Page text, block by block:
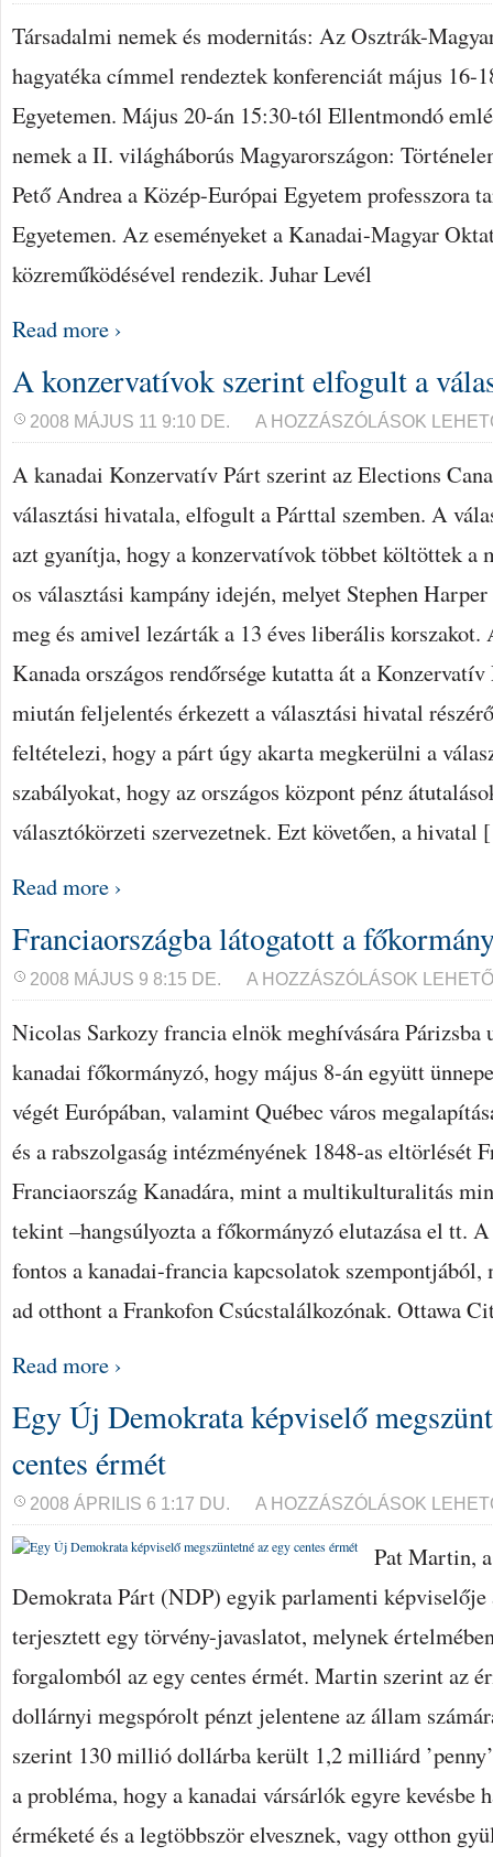
BEJEGYZÉSHEZ
Társadalmi nemek és modernitás: Az Osztrák-
hagyatéka címmel rendeztek konferenciát május 16-
Egyetemen. Május 20-án 15:30-tól Ellentmondó
nemek a II. világháborús Magyarországon:
Pető Andrea a Közép-Európai Egyetem professzora
Egyetemen. Az eseményeket a Kanadai-Magyar
közreműködésével rendezik. Juhar Levél
Read more ›
A konzervatívok szerint elfogult a
2008 MÁJUS 11 9:10 DE.
A
HIVATAL
A HOZZÁSZÓLÁSOK
A kanadai Konzervatív Párt szerint az Elections
választási hivatala, elfogult a Párttal szemben. A
azt gyanítja, hogy a konzervatívok többet költöttek a
os választási kampány idején, melyet Stephen
meg és amivel lezárták a 13 éves liberális
Kanada országos rendőrsége kutatta át a
miután feljelentés érkezett a választási hivatal
feltételezi, hogy a párt úgy akarta megkerülni a
szabályokat, hogy az országos központ pénz
választókörzeti szervezetnek. Ezt követően, a
Read more ›
Franciaországba látogatott a
2008 MÁJUS 9 8:15 DE.
FRANCIAORSZÁGBA
FŐKORMÁNYZÓ
BEJEGYZÉSHEZ
A HOZZÁSZÓLÁSOK
Nicolas Sarkozy francia elnök meghívására Párizsba
kanadai főkormányzó, hogy május 8-án együtt
végét Európában, valamint Québec város
és a rabszolgaság intézményének 1848-as eltörlését
Franciaország Kanadára, mint a multikulturalitás
tekint –hangsúlyozta a főkormányzó elutazása el tt.
fontos a kanadai-francia kapcsolatok
ad otthont a Frankofon Csúcstalálkozónak. Ottawa
Read more ›
Egy Új Demokrata képviselő
centes érmét
2008 ÁPRILIS 6 1:17 DU.
EGY
KÉPVISELŐ
EGY
CENTES
ÉRMÉT
BEJEGYZÉSHEZ
A HOZZÁSZÓLÁSOK
Pat Martin,
Demokrata Párt (NDP) egyik parlamenti képviselője
terjesztett egy törvény-javaslatot, melynek
forgalomból az egy centes érmét. Martin szerint az
dollárnyi megspórolt pénzt jelentene az állam
szerint 130 millió dollárba került 1,2 milliárd
a probléma, hogy a kanadai vársárlók egyre kevésbe
érméketé és a legtöbbször elvesznek, vagy otthon